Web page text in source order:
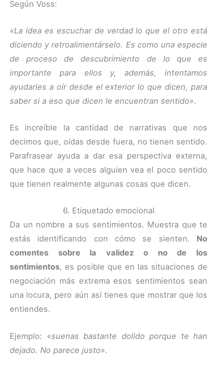
Según Voss:
«La idea es escuchar de verdad lo que el otro está
diciendo y retroalimentárselo. Es como una especie
de proceso de descubrimiento de lo que es
importante para ellos y, además, intentamos
ayudarles a oír desde el exterior lo que dicen, para
saber si a eso que dicen le encuentran sentido».
Es increíble la cantidad de narrativas que nos
decimos que, oídas desde fuera, no tienen sentido.
Parafrasear ayuda a dar esa perspectiva externa,
que hace que a veces alguien vea el poco sentido
que tienen realmente algunas cosas que dicen.
6. Etiquetado emocional
Da un nombre a sus sentimientos. Muestra que te
estás identificando con cómo se sienten. No
comentes sobre la validez o no de los
sentimientos, es posible que en las situaciones de
negociación más extrema esos sentimientos sean
una locura, pero aún así tienes que mostrar que los
entiendes.
Ejemplo: «suenas bastante dolido porque te han
dejado. No parece justo».